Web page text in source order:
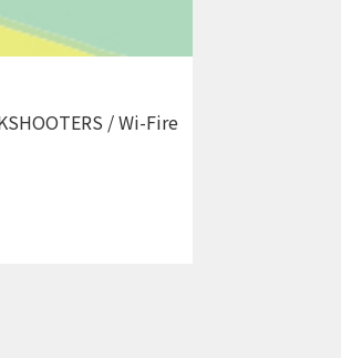
/ Wi-Fire